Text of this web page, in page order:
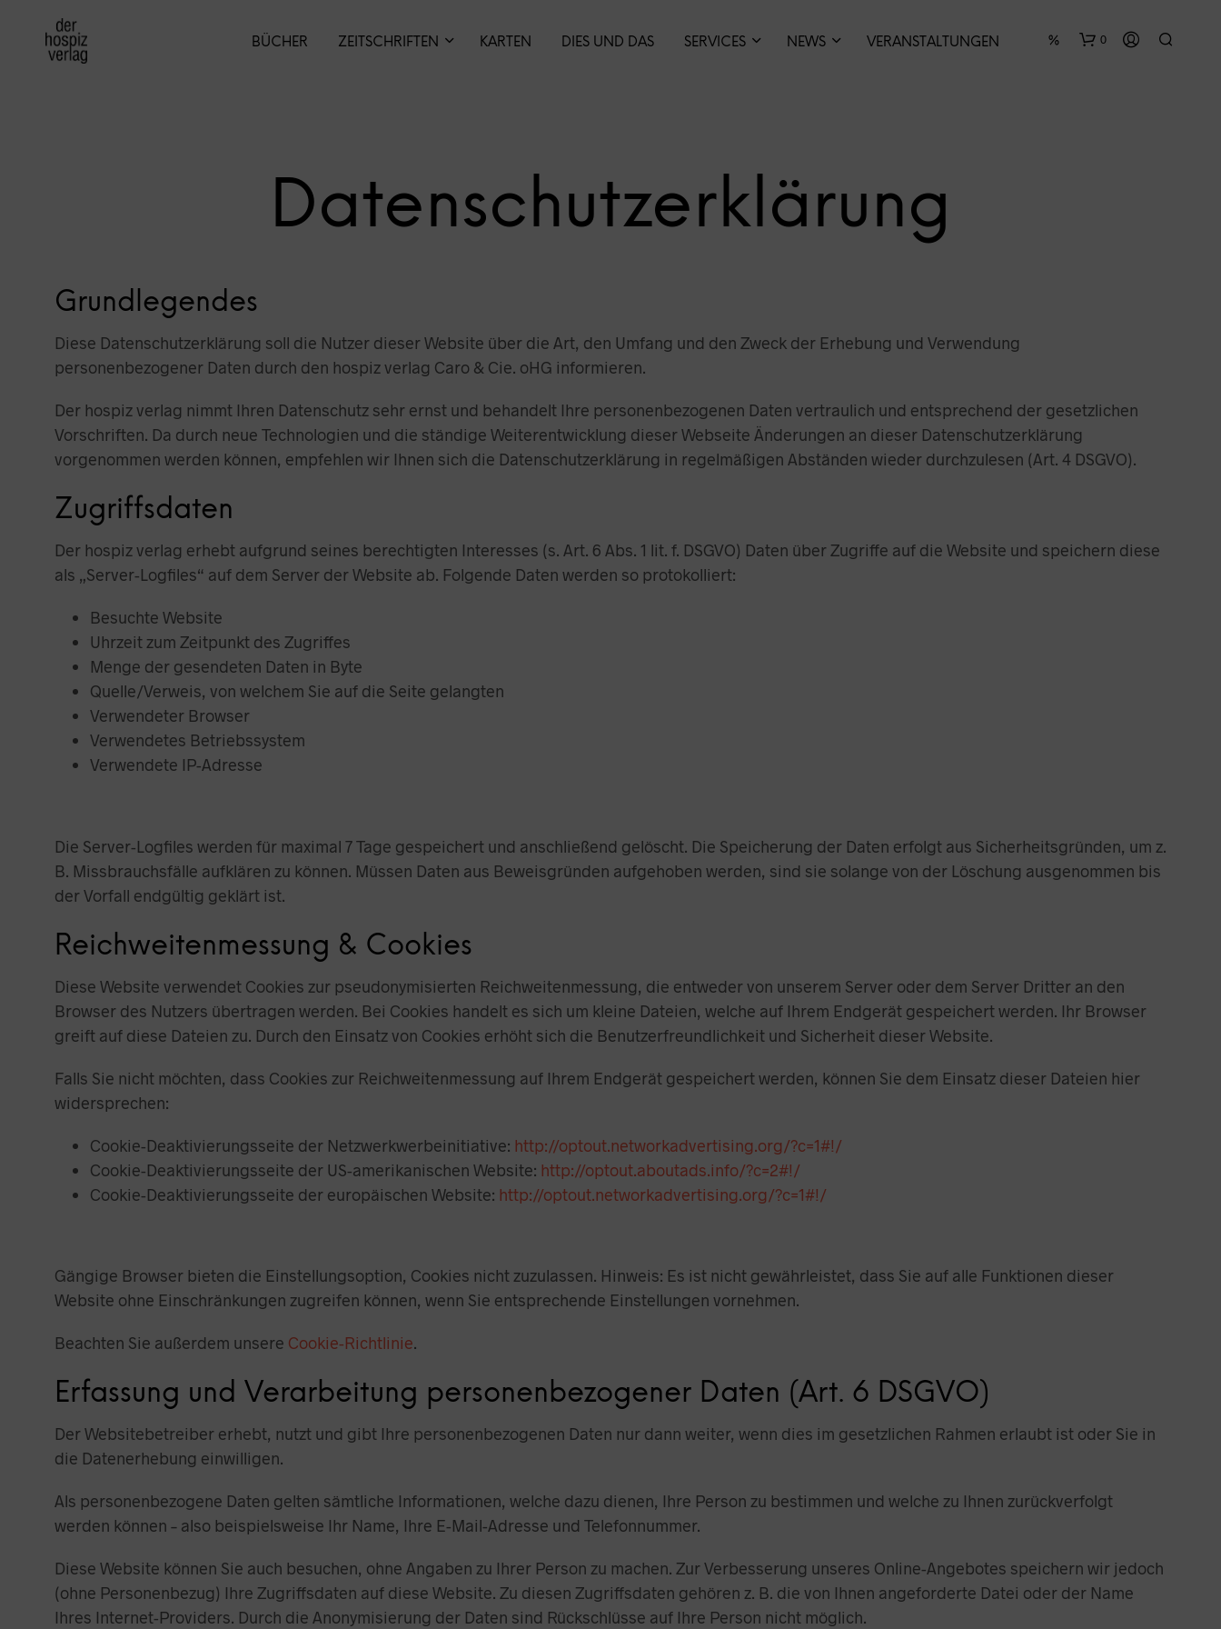
BÜCHER ZEITSCHRIFTEN KARTEN DIES UND DAS SERVICES NEWS VERANSTALTUNGEN 0
N
C
N
K
R
Datenschutzerklärung
Grundlegendes
Diese Datenschutzerklärung soll die Nutzer dieser Website über die Art, den Umfang und den Zweck der Erhebung und Verwendung
personenbezogener Daten durch den hospiz verlag Caro & Cie. oHG informieren.
Der hospiz verlag nimmt Ihren Datenschutz sehr ernst und behandelt Ihre personenbezogenen Daten vertraulich und entsprechend der gesetzlichen
Vorschriften. Da durch neue Technologien und die ständige Weiterentwicklung dieser Webseite Änderungen an dieser Datenschutzerklärung
vorgenommen werden können, empfehlen wir Ihnen sich die Datenschutzerklärung in regelmäßigen Abständen wieder durchzulesen (Art. 4 DSGVO).
Zugriffsdaten
Der hospiz verlag erhebt aufgrund seines berechtigten Interesses (s. Art. 6 Abs. 1 lit. f. DSGVO) Daten über Zugriffe auf die Website und speichern diese
als „Server-Logfiles“ auf dem Server der Website ab. Folgende Daten werden so protokolliert:
Besuchte Website
Uhrzeit zum Zeitpunkt des Zugriffes
Menge der gesendeten Daten in Byte
Quelle/Verweis, von welchem Sie auf die Seite gelangten
Verwendeter Browser
Verwendetes Betriebssystem
Verwendete IP-Adresse
Die Server-Logfiles werden für maximal 7 Tage gespeichert und anschließend gelöscht. Die Speicherung der Daten erfolgt aus Sicherheitsgründen, um z.
B. Missbrauchsfälle aufklären zu können. Müssen Daten aus Beweisgründen aufgehoben werden, sind sie solange von der Löschung ausgenommen bis
der Vorfall endgültig geklärt ist.
Reichweitenmessung & Cookies
Diese Website verwendet Cookies zur pseudonymisierten Reichweitenmessung, die entweder von unserem Server oder dem Server Dritter an den
Browser des Nutzers übertragen werden. Bei Cookies handelt es sich um kleine Dateien, welche auf Ihrem Endgerät gespeichert werden. Ihr Browser
greift auf diese Dateien zu. Durch den Einsatz von Cookies erhöht sich die Benutzerfreundlichkeit und Sicherheit dieser Website.
Falls Sie nicht möchten, dass Cookies zur Reichweitenmessung auf Ihrem Endgerät gespeichert werden, können Sie dem Einsatz dieser Dateien hier
widersprechen:
Cookie-Deaktivierungsseite der Netzwerkwerbeinitiative: http://optout.networkadvertising.org/?c=1#!/
Cookie-Deaktivierungsseite der US-amerikanischen Website: http://optout.aboutads.info/?c=2#!/
Cookie-Deaktivierungsseite der europäischen Website: http://optout.networkadvertising.org/?c=1#!/
Gängige Browser bieten die Einstellungsoption, Cookies nicht zuzulassen. Hinweis: Es ist nicht gewährleistet, dass Sie auf alle Funktionen dieser
Website ohne Einschränkungen zugreifen können, wenn Sie entsprechende Einstellungen vornehmen.
Beachten Sie außerdem unsere Cookie-Richtlinie.
Erfassung und Verarbeitung personenbezogener Daten (Art. 6 DSGVO)
Der Websitebetreiber erhebt, nutzt und gibt Ihre personenbezogenen Daten nur dann weiter, wenn dies im gesetzlichen Rahmen erlaubt ist oder Sie in
die Datenerhebung einwilligen.
Als personenbezogene Daten gelten sämtliche Informationen, welche dazu dienen, Ihre Person zu bestimmen und welche zu Ihnen zurückverfolgt
werden können – also beispielsweise Ihr Name, Ihre E-Mail-Adresse und Telefonnummer.
Diese Website können Sie auch besuchen, ohne Angaben zu Ihrer Person zu machen. Zur Verbesserung unseres Online-Angebotes speichern wir jedoch
(ohne Personenbezug) Ihre Zugriffsdaten auf diese Website. Zu diesen Zugriffsdaten gehören z. B. die von Ihnen angeforderte Datei oder der Name
Ihres Internet-Providers. Durch die Anonymisierung der Daten sind Rückschlüsse auf Ihre Person nicht möglich.